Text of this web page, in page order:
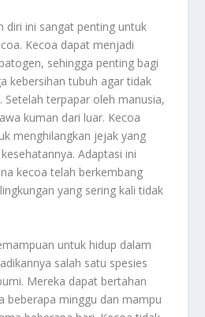
diri ini sangat penting untuk
Kecoa dapat menjadi
sehingga penting bagi
kebersihan tubuh agar tidak
Setelah terpapar oleh manusia,
kuman dari luar. Kecoa
menghilangkan jejak yang
Adaptasi ini
kecoa telah berkembang
yang sering kali tidak
untuk hidup dalam
salah satu spesies
Mereka dapat bertahan
beberapa minggu dan mampu